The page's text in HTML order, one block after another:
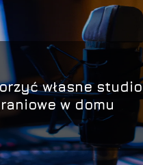
własne studio
w domu